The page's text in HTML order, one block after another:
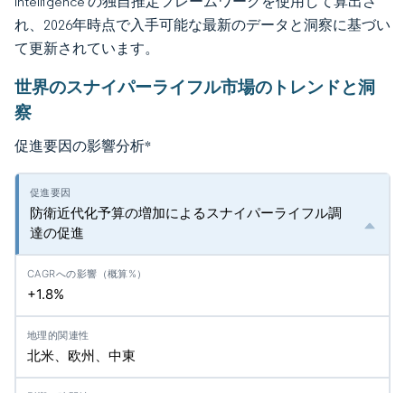
れ、2026年時点で入手可能な最新のデータと洞察に基づい
て更新されています。
世界のスナイパーライフル市場のトレンドと洞
察
促進要因の影響分析*
防衛近代化予算の増加によるスナイパーライフル調
達の促進
+1.8%
北米、欧州、中東